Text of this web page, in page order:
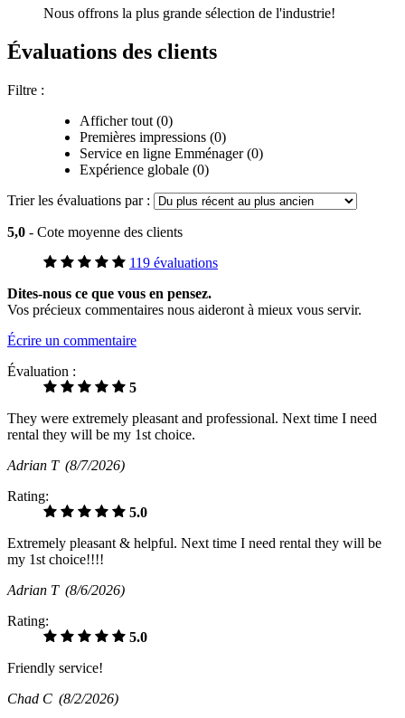
Nous offrons la plus grande sélection de l'industrie!
Évaluations des clients
Filtre :
Afficher tout (0)
Premières impressions (0)
Service en ligne Emménager (0)
Expérience globale (0)
Trier les évaluations par :
5,0 - Cote moyenne des clients
119 évaluations
Dites-nous ce que vous en pensez.
Vos précieux commentaires nous aideront à mieux vous servir.
Écrire un commentaire
Évaluation :
5
They were extremely pleasant and professional. Next time I need
rental they will be my 1st choice.
Adrian T (8/7/2026)
Rating:
5.0
Extremely pleasant & helpful. Next time I need rental they will be
my 1st choice!!!!
Adrian T (8/6/2026)
Rating:
5.0
Friendly service!
Chad C (8/2/2026)